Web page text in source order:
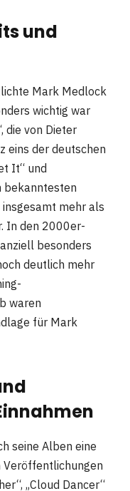
und
Mark Medlock
wichtig war
die von Dieter
eins der deutschen
It“ und
bekanntesten
mehr als
In den 2000er-
besonders
deutlich mehr
waren
für Mark
seine Alben eine
Veröffentlichungen
„Cloud Dancer“